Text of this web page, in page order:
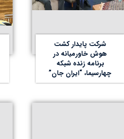
شرکت پایدار کشت
هوش خاورمیانه در
برنامه زنده شبکه
چهارسیما، “ایران جان”